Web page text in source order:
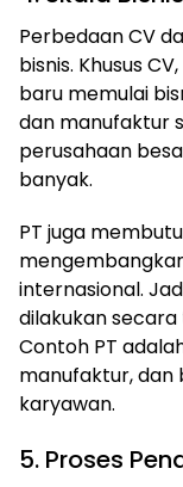
Perbedaan CV
bisnis. Khusus
baru memulai
dan manufaktur
perusahaan
banyak.
PT juga
internasional.
dilakukan
Contoh PT
manufaktur, dan
karyawan.
5. Proses